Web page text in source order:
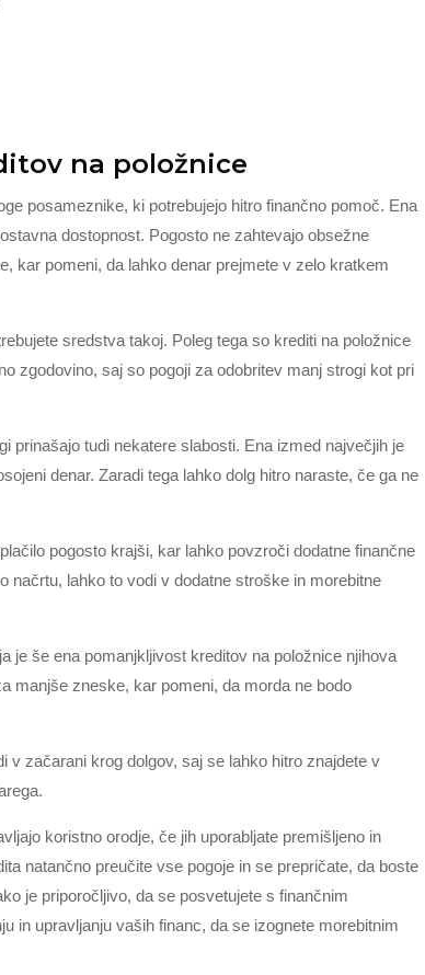
na položnice
posameznike, ki potrebujejo hitro finančno pomoč. Ena
dostopnost. Pogosto ne zahtevajo obsežne
kar pomeni, da lahko denar prejmete v zelo kratkem
sredstva takoj. Poleg tega so krediti na položnice
zgodovino, saj so pogoji za odobritev manj strogi kot pri
prinašajo tudi nekatere slabosti. Ena izmed največjih je
denar. Zaradi tega lahko dolg hitro naraste, če ga ne
pogosto krajši, kar lahko povzroči dodatne finančne
načrtu, lahko to vodi v dodatne stroške in morebitne
je še ena pomanjkljivost kreditov na položnice njihova
manjše zneske, kar pomeni, da morda ne bodo
v začarani krog dolgov, saj se lahko hitro znajdete v
koristno orodje, če jih uporabljate premišljeno in
natančno preučite vse pogoje in se prepričate, da boste
je priporočljivo, da se posvetujete s finančnim
in upravljanju vaših financ, da se izognete morebitnim